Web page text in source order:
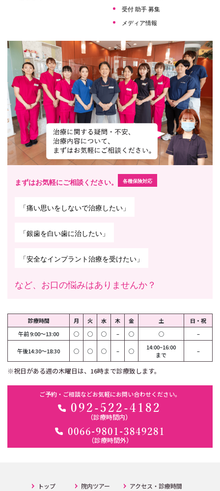
受付 助手 募集
メディア情報
まずはお気軽にご相談ください。 各種保険対応
「痛い思いをしないで治療したい」
「銀歯を白い歯に治したい」
「安全なインプラント治療を受けたい」
など、お口の悩みはありませんか？
ご予約・ご相談などお気軽にお問い合わせください。
092-522-4182
（診療時間内）
0066-9801-3849281
（診療時間外）
診療時間 月 火 水 木 金 土
日・祝
午前 9:00～13:00
◯ ◯ ◯ – ◯ ◯ –
午後14:30～18:30 ◯ ◯ ◯ – ◯
14:00~16:00
まで
–
※祝日がある週の木曜日は、16時まで診療致します。
トップ 院内ツアー アクセス・診療時間